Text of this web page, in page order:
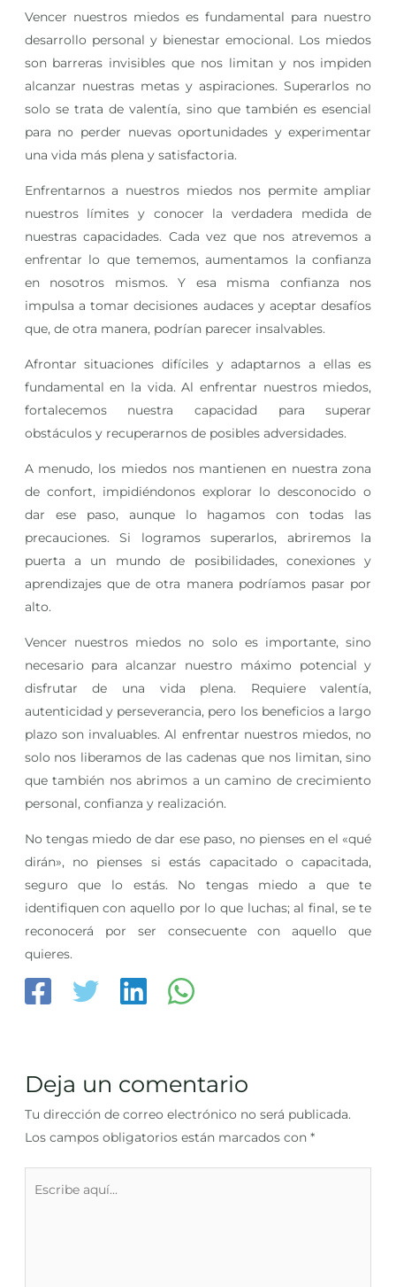
Vencer nuestros miedos es fundamental para nuestro
desarrollo personal y bienestar emocional. Los miedos
son barreras invisibles que nos limitan y nos impiden
alcanzar nuestras metas y aspiraciones. Superarlos no
solo se trata de valentía, sino que también es esencial
para no perder nuevas oportunidades y experimentar
una vida más plena y satisfactoria.
Enfrentarnos a nuestros miedos nos permite ampliar
nuestros límites y conocer la verdadera medida de
nuestras capacidades. Cada vez que nos atrevemos a
enfrentar lo que tememos, aumentamos la confianza
en nosotros mismos. Y esa misma confianza nos
impulsa a tomar decisiones audaces y aceptar desafíos
que, de otra manera, podrían parecer insalvables.
Afrontar situaciones difíciles y adaptarnos a ellas es
fundamental en la vida. Al enfrentar nuestros miedos,
fortalecemos nuestra capacidad para superar
obstáculos y recuperarnos de posibles adversidades.
A menudo, los miedos nos mantienen en nuestra zona
de confort, impidiéndonos explorar lo desconocido o
dar ese paso, aunque lo hagamos con todas las
precauciones. Si logramos superarlos, abriremos la
puerta a un mundo de posibilidades, conexiones y
aprendizajes que de otra manera podríamos pasar por
alto.
Vencer nuestros miedos no solo es importante, sino
necesario para alcanzar nuestro máximo potencial y
disfrutar de una vida plena. Requiere valentía,
autenticidad y perseverancia, pero los beneficios a largo
plazo son invaluables. Al enfrentar nuestros miedos, no
solo nos liberamos de las cadenas que nos limitan, sino
que también nos abrimos a un camino de crecimiento
personal, confianza y realización.
No tengas miedo de dar ese paso, no pienses en el «qué
dirán», no pienses si estás capacitado o capacitada,
seguro que lo estás. No tengas miedo a que te
identifiquen con aquello por lo que luchas; al final, se te
reconocerá por ser consecuente con aquello que
quieres.
Deja un comentario
Tu dirección de correo electrónico no será publicada.
Los campos obligatorios están marcados con *